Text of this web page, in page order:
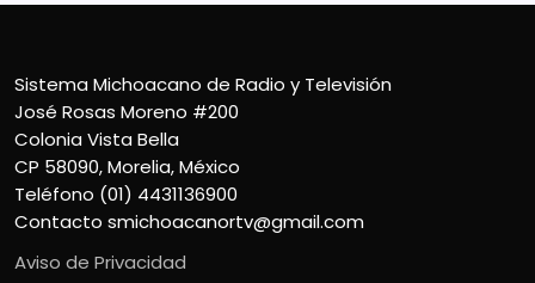
Sistema Michoacano de Radio y Televisión
José Rosas Moreno #200
Colonia Vista Bella
CP 58090, Morelia, México
Teléfono (01) 4431136900
Contacto smichoacanortv@gmail.com
Aviso de Privacidad